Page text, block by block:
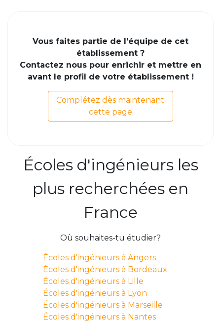
Vous faites partie de l'équipe de cet
établissement ?
Contactez nous pour enrichir et mettre en
avant le profil de votre établissement !
Complétez dès maintenant
cette page
Écoles d'ingénieurs les
plus recherchées en
France
Où souhaites-tu étudier?
Écoles d'ingénieurs à Angers
Écoles d'ingénieurs à Bordeaux
Écoles d'ingénieurs à Lille
Écoles d'ingénieurs à Lyon
Écoles d'ingénieurs à Marseille
Écoles d'ingénieurs à Nantes